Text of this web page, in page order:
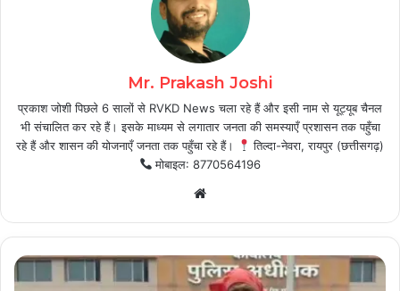
Mr. Prakash Joshi
प्रकाश जोशी पिछले 6 सालों से RVKD News चला रहे हैं और इसी नाम से यूट्यूब चैनल
भी संचालित कर रहे हैं। इसके माध्यम से लगातार जनता की समस्याएँ प्रशासन तक पहुँचा
रहे हैं और शासन की योजनाएँ जनता तक पहुँचा रहे हैं।
तिल्दा-नेवरा, रायपुर (छत्तीसगढ़)
मोबाइल: 8770564196
Website